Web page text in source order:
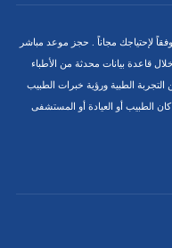
لإحتياجك مجاناً . حجز موعد مباشر
قاعدة بيانات محدثة من الأطباء
الطبية ورؤية خبرات الطبيب
الطبيب أو العيادة أو المستشفى